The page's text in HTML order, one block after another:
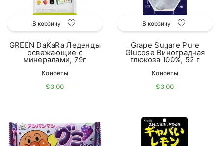
В корзину
GREEN DaKaRa Леденцы
освежающие с
минералами, 79г
Конфеты
$3.00
В корзину
Grape Sugare Pure
Glucose Виноградная
глюкоза 100%, 52 г
Конфеты
$3.00